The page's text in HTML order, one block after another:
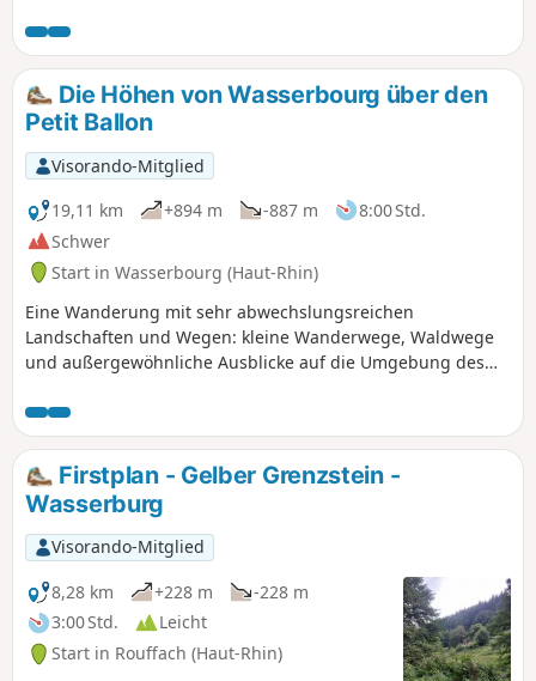
Rückweg auf das Massiv des Petit Ballon und das
Schnepfenried. Zahlreiche Ruinen aus dem Ersten
Weltkrieg säumen beide Hänge dieses Bergrückens, der die
Demarkationslinie zwischen den französischen und
deutschen Truppen bildete. Achttausendfünfhundert
Männer starben an diesen Hängen.
Die Höhen von Wasserbourg über den
Petit Ballon
Visorando-Mitglied
19,11 km
+894 m -887 m
8:00 Std.
Schwer
Start in Wasserbourg (Haut-Rhin)
Eine Wanderung mit sehr abwechslungsreichen
Landschaften und Wegen: kleine Wanderwege, Waldwege
und außergewöhnliche Ausblicke auf die Umgebung des
von den Gipfeln des Petit Ballon und des Steinberg aus.
Firstplan - Gelber Grenzstein -
Wasserburg
Visorando-Mitglied
8,28 km
+228 m
-228 m
3:00 Std.
Leicht
Start in Rouffach (Haut-Rhin)